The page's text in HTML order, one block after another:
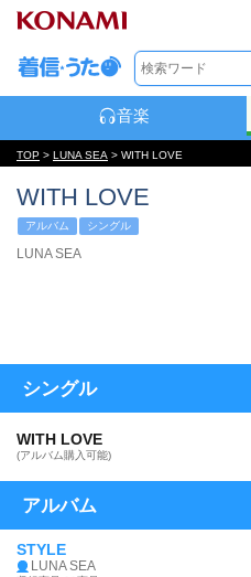
音楽
TOP > LUNA SEA > WITH LOVE
WITH LOVE
アルバム シングル
LUNA SEA
シングル
WITH LOVE
(アルバム購入可能)
アルバム
STYLE
LUNA SEA